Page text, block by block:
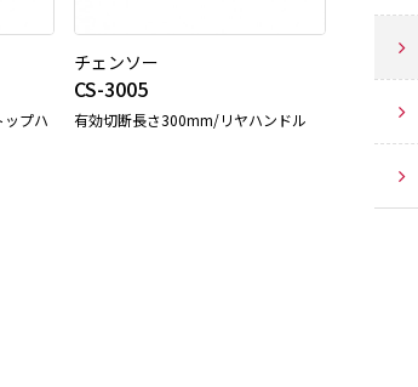
プハ
チェンソー
CS-3005
有効切断長さ300mm/リヤハンドル